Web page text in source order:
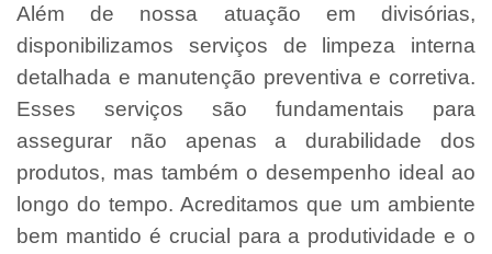
Além de nossa atuação em divisórias,
disponibilizamos serviços de limpeza interna
detalhada e manutenção preventiva e corretiva.
Esses serviços são fundamentais para
assegurar não apenas a durabilidade dos
produtos, mas também o desempenho ideal ao
longo do tempo. Acreditamos que um ambiente
bem mantido é crucial para a produtividade e o